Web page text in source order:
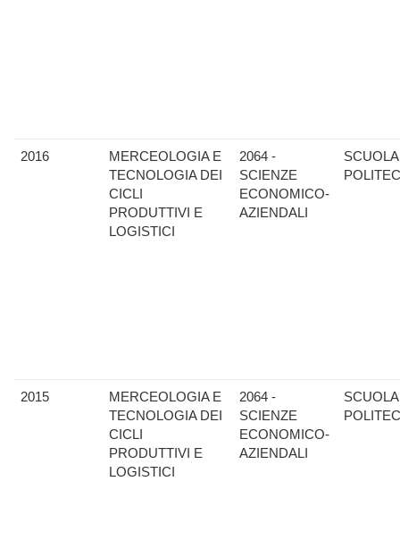
2016
MERCEOLOGIA E
TECNOLOGIA DEI
CICLI
PRODUTTIVI E
LOGISTICI
2064 -
SCIENZE
ECONOMICO-
AZIENDALI
SCUOLA
2015
MERCEOLOGIA E
TECNOLOGIA DEI
CICLI
PRODUTTIVI E
LOGISTICI
2064 -
SCIENZE
ECONOMICO-
AZIENDALI
SCUOLA